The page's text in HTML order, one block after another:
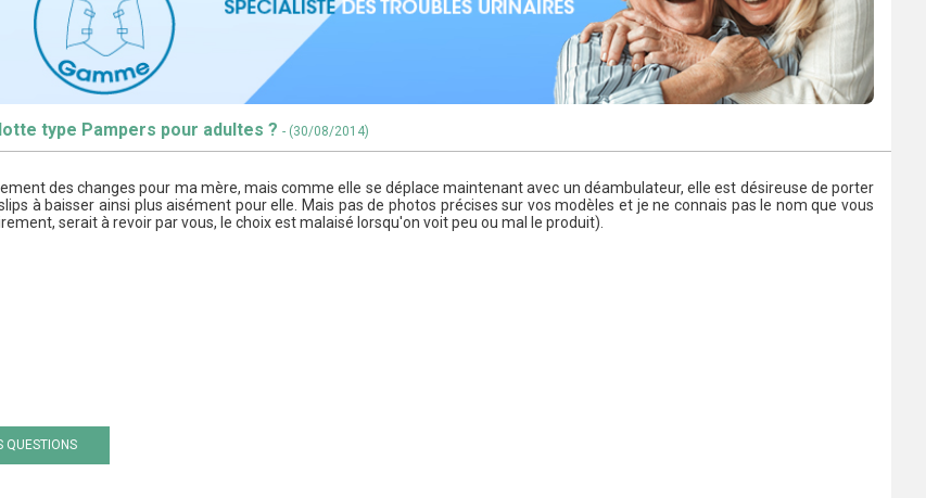
type Pampers pour adultes ? - (30/08/2014)
des changes pour ma mère, mais comme elle se déplace maintenant avec un déambulateur, elle est désireuse de porter
à baisser ainsi plus aisément pour elle. Mais pas de photos précises sur vos modèles et je ne connais pas le nom que vous
serait à revoir par vous, le choix est malaisé lorsqu'on voit peu ou mal le produit).
QUESTIONS